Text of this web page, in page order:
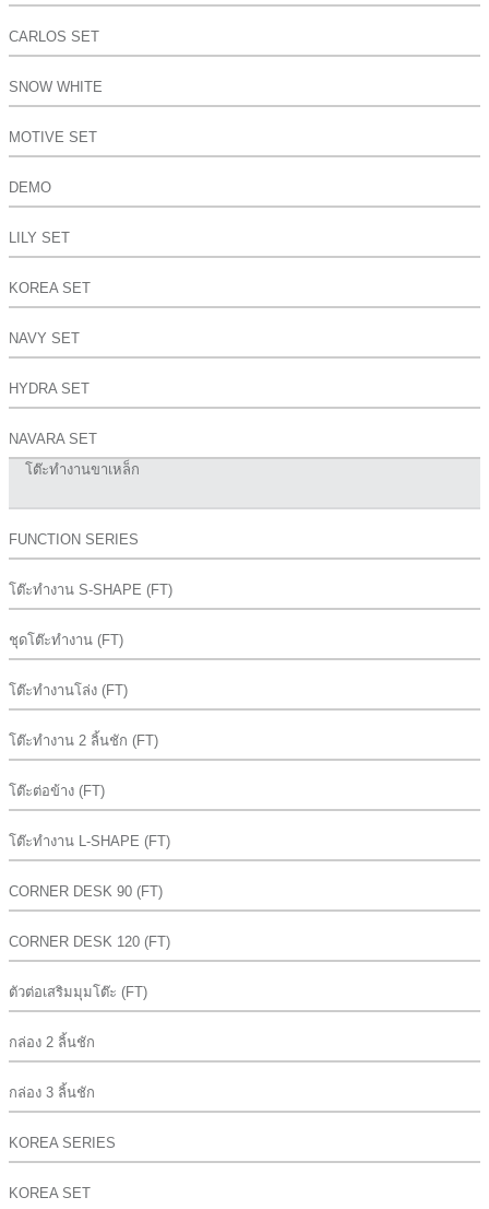
CARLOS SET
SNOW WHITE
MOTIVE SET
DEMO
LILY SET
KOREA SET
NAVY SET
HYDRA SET
NAVARA SET
โต๊ะทำงานขาเหล็ก
FUNCTION SERIES
โต๊ะทำงาน S-SHAPE (FT)
ชุดโต๊ะทำงาน (FT)
โต๊ะทำงานโล่ง (FT)
โต๊ะทำงาน 2 ลิ้นชัก (FT)
โต๊ะต่อข้าง (FT)
โต๊ะทำงาน L-SHAPE (FT)
CORNER DESK 90 (FT)
CORNER DESK 120 (FT)
ตัวต่อเสริมมุมโต๊ะ (FT)
กล่อง 2 ลิ้นชัก
กล่อง 3 ลิ้นชัก
KOREA SERIES
KOREA SET